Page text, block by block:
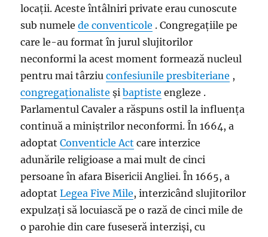
locații. Aceste întâlniri private erau cunoscute
sub numelede conventicole . Congregațiile pe
care le-au format în jurul slujitorilor
neconformi la acest moment formează nucleul
pentru mai târziuconfesiunilepresbiteriane ,
congregaționaliste șibaptiste engleze .
Parlamentul Cavaler a răspuns ostil la influența
continuă a miniștrilor neconformi. În 1664, a
adoptatConventicle Act care interzice
adunările religioase a mai mult de cinci
persoane în afara Bisericii Angliei. În 1665, a
adoptatLegea Five Mile, interzicând slujitorilor
expulzați să locuiască pe o rază de cinci mile de
o parohie din care fuseseră interziși, cu